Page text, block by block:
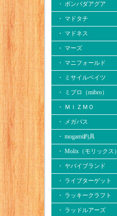
・ ボンバダアグア
・ マドタチ
・ マドネス
・ マーズ
・ マニフォールド
・ ミサイルベイツ
・ ミブロ（mibro）
・ ＭＩＺＭＯ
・ メガバス
・ mogami釣具
・ Molix（モリックス）
・ ヤバイブランド
・ ライブターゲット
・ ラッキークラフト
・ ラッドルアーズ